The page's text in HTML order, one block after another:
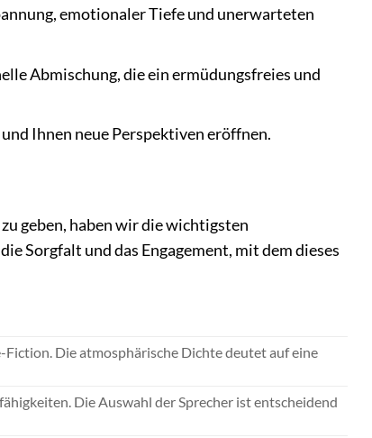
emotionaler Tiefe und unerwarteten
Abmischung, die ein ermüdungsfreies und
Ihnen neue Perspektiven eröffnen.
geben, haben wir die wichtigsten
Sorgfalt und das Engagement, mit dem dieses
Fiction. Die atmosphärische Dichte deutet auf eine
Die Auswahl der Sprecher ist entscheidend